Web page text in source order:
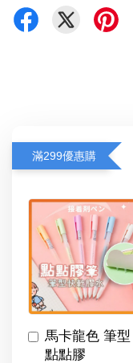
滿299優惠購
馬卡龍色 筆型
點點膠